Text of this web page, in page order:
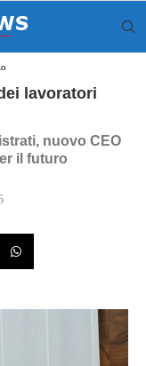
lavoratori
nuovo CEO
il futuro